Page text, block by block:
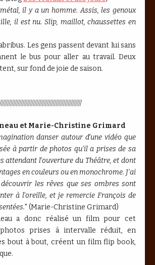
il y a un homme. Assis, les genoux
il est nu. Slip, maillot, chaussettes en
Les gens passent devant lui sans
le bus pour aller au travail. Deux
sur fond de joie de saison.
et Marie-Christine Grimard
danser autour d’une vidéo que
à partir de photos qu’il a prises de sa
attendant l’ouverture du Théâtre, et dont
en couleurs ou en monochrome. J’ai
les rêves que ses ombres sont
à l’oreille, et je remercie François de
" (Marie-Christine Grimard)
a donc réalisé un film pour cet
photos prises à intervalle réduit, en
bout à bout, créent un film flip book,